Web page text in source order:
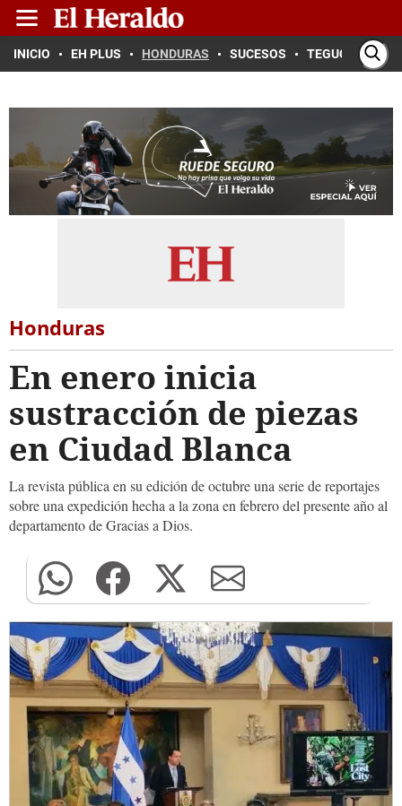
INICIO EH PLUS HONDURAS SUCESOS TEGUCIGALPA
Honduras
En enero inicia
sustracción de piezas
en Ciudad Blanca
La revista pública en su edición de octubre una serie de reportajes
sobre una expedición hecha a la zona en febrero del presente año al
departamento de Gracias a Dios.